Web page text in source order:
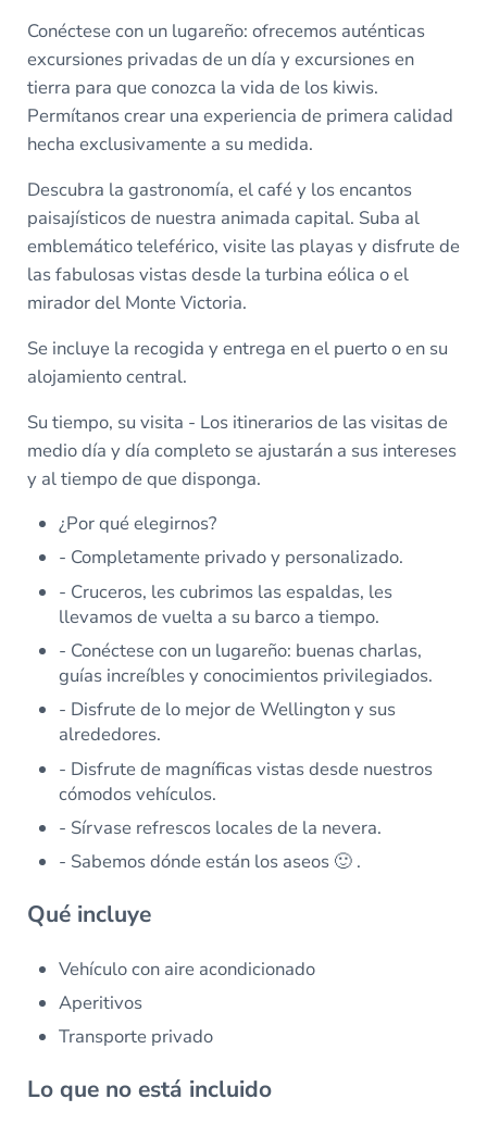
Conéctese con un lugareño: ofrecemos auténticas
excursiones privadas de un día y excursiones en
tierra para que conozca la vida de los kiwis.
Permítanos crear una experiencia de primera calidad
hecha exclusivamente a su medida.
Descubra la gastronomía, el café y los encantos
paisajísticos de nuestra animada capital. Suba al
emblemático teleférico, visite las playas y disfrute de
las fabulosas vistas desde la turbina eólica o el
mirador del Monte Victoria.
Se incluye la recogida y entrega en el puerto o en su
alojamiento central.
Su tiempo, su visita - Los itinerarios de las visitas de
medio día y día completo se ajustarán a sus intereses
y al tiempo de que disponga.
¿Por qué elegirnos?
- Completamente privado y personalizado.
- Cruceros, les cubrimos las espaldas, les
llevamos de vuelta a su barco a tiempo.
- Conéctese con un lugareño: buenas charlas,
guías increíbles y conocimientos privilegiados.
- Disfrute de lo mejor de Wellington y sus
alrededores.
- Disfrute de magníficas vistas desde nuestros
cómodos vehículos.
- Sírvase refrescos locales de la nevera.
- Sabemos dónde están los aseos 🙂 .
Qué incluye
Vehículo con aire acondicionado
Aperitivos
Transporte privado
Lo que no está incluido